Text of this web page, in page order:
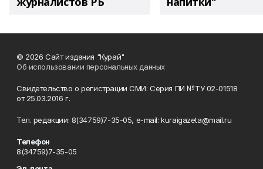
© 2026 Сайт издания "Курай"
Об использовании персональных данных
Свидетельство о регистрации СМИ: Серия ПИ №ТУ 02-01518
от 25.03.2016 г.
Тел. редакции: 8(34759)7-35-05, e-mail: kuraigazeta@mail.ru
Телефон
8(34759)7-35-05